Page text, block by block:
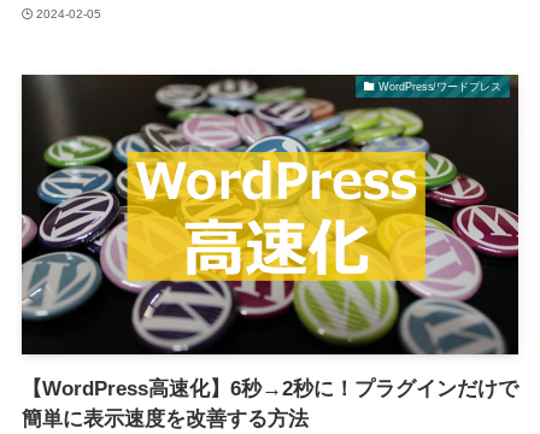
2024-02-05
WordPress/ワードプレス
【WordPress高速化】6秒→2秒に！プラグインだけで
簡単に表示速度を改善する方法